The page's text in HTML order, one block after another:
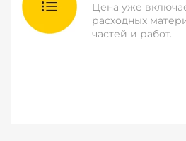
Цена уже
расходных
частей и работ.